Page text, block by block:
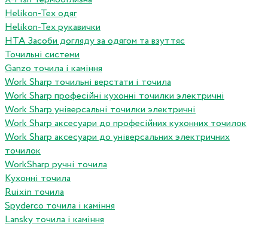
Helikon-Tex одяг
Helikon-Tex рукавички
HTA Засоби догляду за одягом та взуттяс
Точильні системи
Ganzo точила і каміння
Work Sharp точильні верстати і точила
Work Sharp професiйнi кухоннi точилки электричнi
Work Sharp унiверсальнi точилки электричнi
Work Sharp аксесуари до професiйних кухонних точилок
Work Sharp аксесуари до унiверсальних электричних
точилок
WorkSharp ручні точила
Кухонні точила
Ruixin точила
Spyderco точила і каміння
Lansky точила і каміння